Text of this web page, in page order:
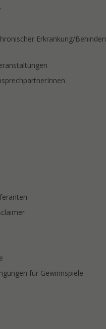
Erkrankung/
für Gewinnspiele